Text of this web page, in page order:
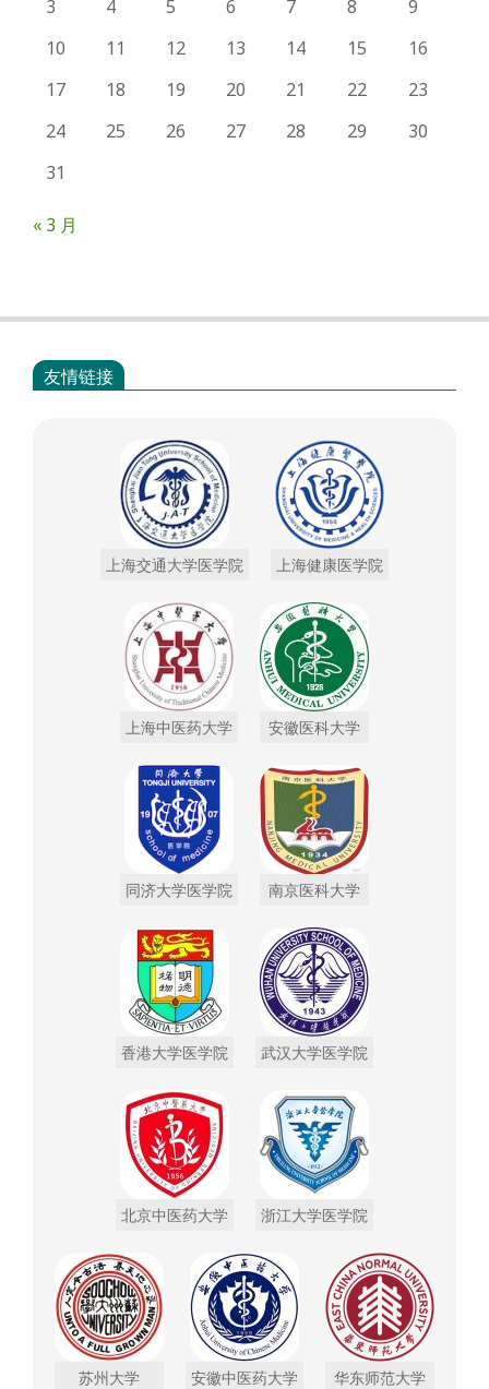
3 4 5 6 7 8
9
10
11 12 13 14 15
16
17
18 19 20 21 22
23
24
25 26 27 28 29
30
31
« 3 月
友情链接
上海交通大学医学院 上海健康医学院
上海中医药大学 安徽医科大学
同济大学医学院 南京医科大学
香港大学医学院 武汉大学医学院
北京中医药大学 浙江大学医学院
苏州大学 安徽中医药大学 华东师范大学